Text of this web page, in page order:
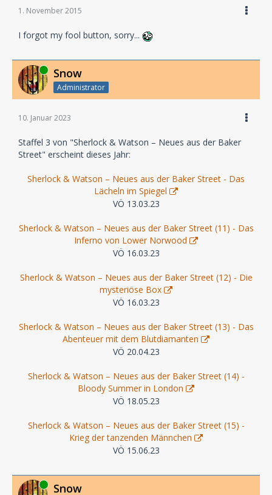
1. November 2015
I forgot my fool button, sorry...
Online Snow
Administrator
10. Januar 2023
Staffel 3 von "Sherlock & Watson – Neues aus der Baker
Street" erscheint dieses Jahr:
Sherlock & Watson – Neues aus der Baker Street - Das
Lächeln im Spiegel
VÖ 13.03.23
Sherlock & Watson – Neues aus der Baker Street (11) - Das
Inferno von Lower Norwood
VÖ 16.03.23
Sherlock & Watson – Neues aus der Baker Street (12) - Die
mysteriöse Box
VÖ 16.03.23
Sherlock & Watson – Neues aus der Baker Street (13) - Das
Abenteuer mit dem Blutdiamanten
VÖ 20.04.23
Sherlock & Watson – Neues aus der Baker Street (14) -
Bloody Summer in London
VÖ 18.05.23
Sherlock & Watson – Neues aus der Baker Street (15) -
Krieg der tanzenden Männchen
VÖ 15.06.23
Online Snow